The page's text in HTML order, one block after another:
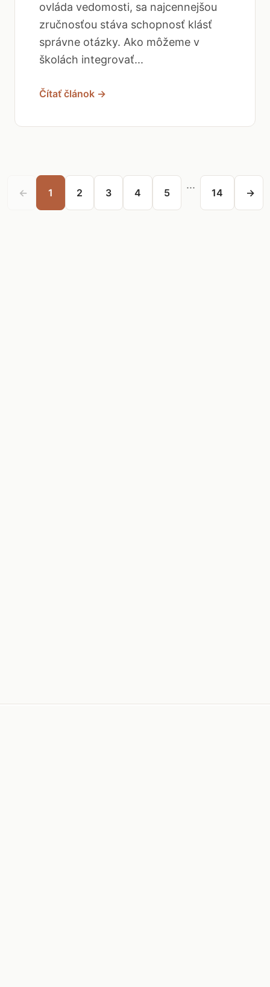
ovláda vedomosti, sa najcennejšou
zručnosťou stáva schopnosť klásť
správne otázky. Ako môžeme v
školách integrovať...
Čítať článok →
← 1 2 3 4 5
...
14 →